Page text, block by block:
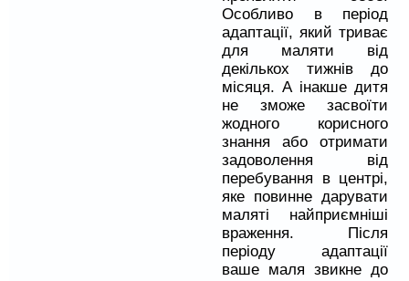
Особливо в період
адаптації, який триває
для маляти від
декількох тижнів до
місяця. А інакше дитя
не зможе засвоїти
жодного корисного
знання або отримати
задоволення від
перебування в центрі,
яке повинне дарувати
маляті найприємніші
враження. Після
періоду адаптації
ваше маля звикне до